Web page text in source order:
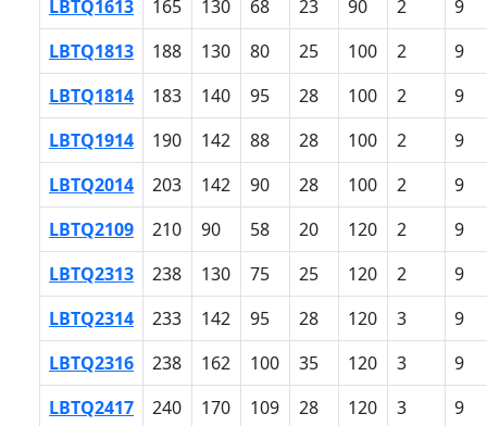
LBTQ1613 165 130 68 23 90 2
9
LBTQ1813
188 130 80 25 100 2
9
LBTQ1814
183 140 95 28 100 2
9
LBTQ1914
190 142 88 28 100 2
9
LBTQ2014
203 142 90 28 100 2
9
LBTQ2109
210 90 58 20 120 2
9
LBTQ2313
238 130 75 25 120 2
9
LBTQ2314
233 142 95 28 120 3
9
LBTQ2316
238 162 100 35 120 3
9
LBTQ2417
240 170 109 28 120 3
9